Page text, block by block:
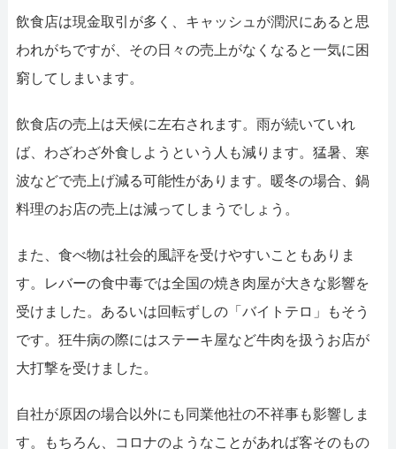
飲食店は現金取引が多く、キャッシュが潤沢にあると思
われがちですが、その日々の売上がなくなると一気に困
窮してしまいます。
飲食店の売上は天候に左右されます。雨が続いていれ
ば、わざわざ外食しようという人も減ります。猛暑、寒
波などで売上げ減る可能性があります。暖冬の場合、鍋
料理のお店の売上は減ってしまうでしょう。
また、食べ物は社会的風評を受けやすいこともありま
す。レバーの食中毒では全国の焼き肉屋が大きな影響を
受けました。あるいは回転ずしの「バイトテロ」もそう
です。狂牛病の際にはステーキ屋など牛肉を扱うお店が
大打撃を受けました。
自社が原因の場合以外にも同業他社の不祥事も影響しま
す。もちろん、コロナのようなことがあれば客そのもの